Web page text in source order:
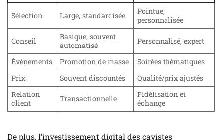
Sélection Large, standardisée
Pointue,
personnalisée
Conseil
Basique, souvent
automatisé
Personnalisé, expert
Événements Promotion de masse
Soirées thématiques
Prix
Souvent discountés
Qualité/prix ajustés
Relation
client
Transactionnelle
Fidélisation et
échange
De plus, l’investissement digital des cavistes